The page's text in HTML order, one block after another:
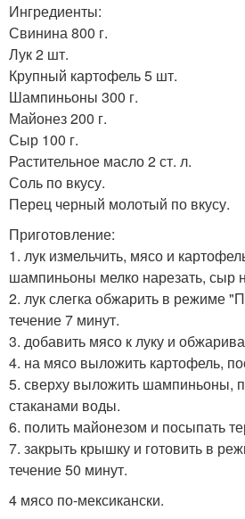
Ингредиенты:
Свинина 800 г.
Лук 2 шт.
Крупный картофель 5 шт.
Шампиньоны 300 г.
Майонез 200 г.
Сыр 100 г.
Растительное масло 2 ст. л.
Соль по вкусу.
Перец черный молотый по вкусу.
Приготовление:
1. лук измельчить, мясо и
шампиньоны мелко нарезать, сыр
2. лук слегка обжарить в режиме
течение 7 минут.
3. добавить мясо к луку и
4. на мясо выложить картофель,
5. сверху выложить шампиньоны,
стаканами воды.
6. полить майонезом и посыпать
7. закрыть крышку и готовить в
течение 50 минут.
4 мясо по-мексикански.